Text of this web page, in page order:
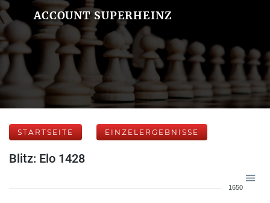
ACCOUNT SUPERHEINZ
STARTSEITE EINZELERGEBNISSE
Blitz: Elo 1428
1650